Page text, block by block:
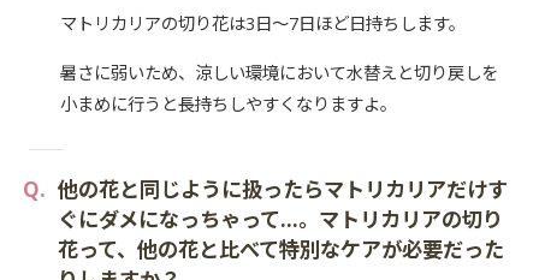
マトリカリアの切り花は3日～7日ほど日持ちします。
暑さに弱いため、涼しい環境において水替えと切り戻しを
小まめに行うと長持ちしやすくなりますよ。
他の花と同じように扱ったらマトリカリアだけす
ぐにダメになっちゃって…。マトリカリアの切り
花って、他の花と比べて特別なケアが必要だった